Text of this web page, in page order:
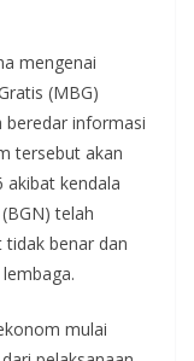
mengenai
(MBG)
beredar informasi
tersebut akan
akibat kendala
telah
benar dan
mulai